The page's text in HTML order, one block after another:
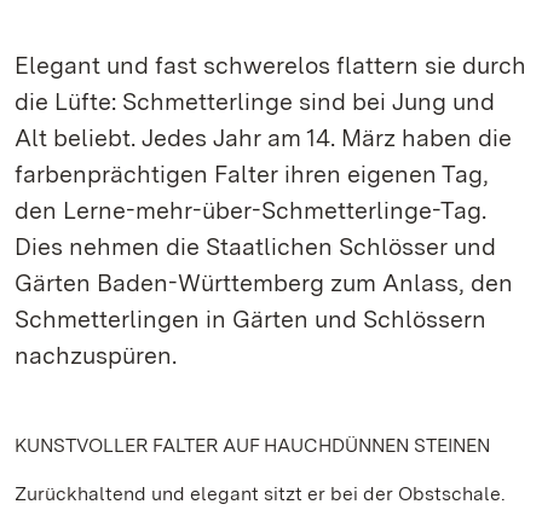
Elegant und fast schwerelos flattern sie durch
die Lüfte: Schmetterlinge sind bei Jung und
Alt beliebt. Jedes Jahr am 14. März haben die
farbenprächtigen Falter ihren eigenen Tag,
den Lerne-mehr-über-Schmetterlinge-Tag.
Dies nehmen die Staatlichen Schlösser und
Gärten Baden-Württemberg zum Anlass, den
Schmetterlingen in Gärten und Schlössern
nachzuspüren.
KUNSTVOLLER FALTER AUF HAUCHDÜNNEN STEINEN
Zurückhaltend und elegant sitzt er bei der Obstschale.